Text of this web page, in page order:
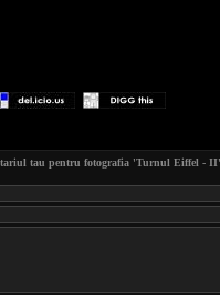
tau pentru fotografia 'Turnul Eiffel -